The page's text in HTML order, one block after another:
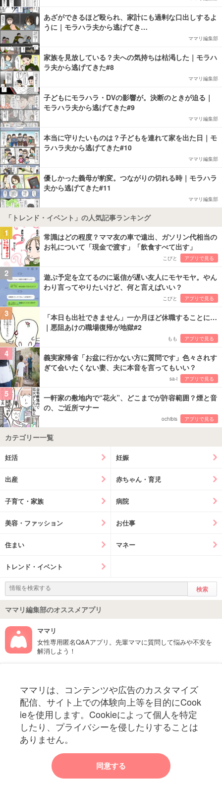
あざができるほど殴られ、家計にも過剰な口出しするよ
うに｜モラハラ夫から逃げてき…
ママリ編集部
家族を見放している？夫への気持ちは枯渇した｜モラハ
ラ夫から逃げてきた#8
ママリ編集部
子どもにモラハラ・DVの影響が。決断のときが迫る｜
モラハラ夫から逃げてきた#9
ママリ編集部
本当に守りたいものは？子どもを連れて家を出た日｜モ
ラハラ夫から逃げてきた#10
ママリ編集部
優しかった義母が豹変。つながりの切れる時｜モラハラ
夫から逃げてきた#11
ママリ編集部
「トレンド・イベント」の人気記事ランキング
1
常識はどの程度？ママ友の車で遠出、ガソリン代相当の
お礼について「現金で渡す」「飲食すべて出す」
こびと アプリで見る
2
遊ぶ予定を立てるのに返信が遅い友人にモヤモヤ。やん
わり言ってやりたいけど、何と言えばいい？
こびと アプリで見る
3
「本日も出社できません」一か月ほど休職することに…
｜悪阻あけの職場復帰が地獄#2
もも アプリで見る
4
義実家帰省「お盆に行かない方に質問です」色々されす
ぎて会いたくない妻、夫に本音を言ってもいい？
sa-i アプリで見る
5
一軒家の敷地内で“花火”、どこまでが許容範囲？煙と音
の、ご近所マナー
ochibis アプリで見る
カテゴリー一覧
妊活 妊娠
出産 赤ちゃん・育児
子育て・家族 病院
美容・ファッション お仕事
住まい マネー
トレンド・イベント
ママリ編集部のオススメアプリ
ママリ
女性専用匿名Q&Aアプリ。先輩ママに質問して悩みや不安を
解消しよう！
ママリは、コンテンツや広告のカスタマイズ
配信、サイト上での体験向上等を目的にCook
ieを使用します。Cookieによって個人を特定
したり、プライバシーを侵したりすることは
ありません。
同意する
妊娠〜子育て中のお役立ち情報を配信中
ママリからのお知らせ